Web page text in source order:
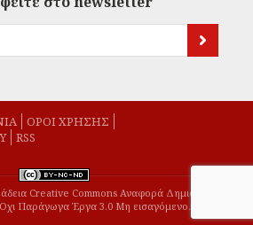
ΟΡΟΙ ΧΡΗΣΗΣ
RSS
Creative Commons Αναφορά Δημιουργού-Μη
Παράγωγα Έργα 3.0 Μη εισαγόμενο.